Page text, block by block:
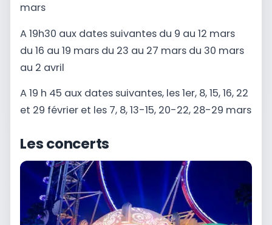
mars
A 19h30 aux dates suivantes du 9 au 12 mars
du 16 au 19 mars du 23 au 27 mars du 30 mars
au 2 avril
A 19 h 45 aux dates suivantes, les1er, 8, 15, 16, 22
et 29 février et les 7, 8, 13-15, 20-22, 28-29 mars
Les concerts